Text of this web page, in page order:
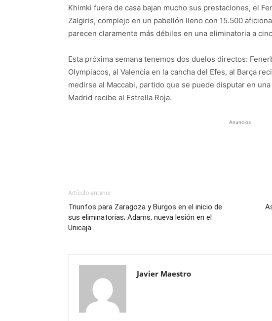
Khimki fuera de casa bajan mucho sus prestaciones, el
Zalgiris, complejo en un pabellón lleno con 15.500
parecen claramente más débiles en una eliminatoria a
Esta próxima semana tenemos dos duelos directos:
Olympiacos, al Valencia en la cancha del Efes, al Barça
medirse al Maccabi, partido que se puede disputar en
Madrid recibe al Estrella Roja.
Anuncios
Artículo anterior
Triunfos para Zaragoza y Burgos en el inicio de
sus eliminatorias; Adams, nueva lesión en el
Unicaja
Javier Maestro